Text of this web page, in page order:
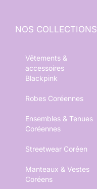
NOS COLLECTIONS
Vêtements &
accessoires
Blackpink
Robes Coréennes
Ensembles & Tenues
Coréennes
Streetwear Coréen
Manteaux & Vestes
Coréens